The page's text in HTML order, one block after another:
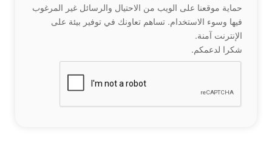
حماية موقعنا على الويب من الاحتيال والرسائل غير المرغوب
فيها وسوء الاستخدام. تساهم تعاونك في توفير بيئة على
الإنترنت آمنة.
شكرا لدعمكم.